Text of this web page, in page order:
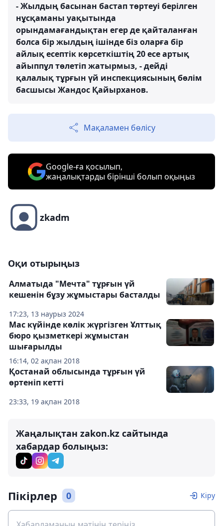
- Жылдың басынан бастап төртеуі берілген
нұсқаманы уақытында
орындамағандықтан егер де қайталанған
болса бір жылдың ішінде біз оларға бір
айлық есептік көрсеткіштің 20 есе артық
айыппұл төлетіп жатырмыз, - дейді
қалалық тұрғын үй инспекциясының бөлім
басшысы Жандос Қайырханов.
Мақаламен бөлісу
Google-ға қосылып,
жаңалықтарды бірінші болып оқыңыз
zkadm
Оқи отырыңыз
17:23, 13 наурыз 2024
Алматыда "Мечта" тұрғын үй
кешенін бұзу жұмыстары басталды
16:14, 02 ақпан 2018
Мас күйінде көлік жүргізген Ұлттық
бюро қызметкері жұмыстан
шығарылды
23:33, 19 ақпан 2018
Қостанай облысында тұрғын үй
өртеніп кетті
Жаңалықтан zakon.kz сайтында
хабардар болыңыз:
Пікірлер 0 Кіру